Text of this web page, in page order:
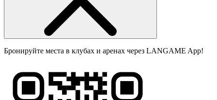
Бронируйте места в клубах и аренах через LANGAME App!